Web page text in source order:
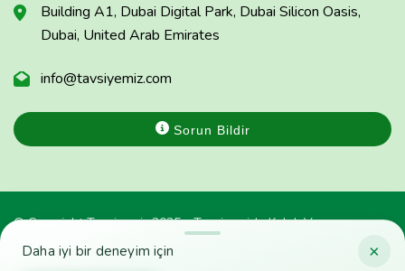
×
Daha iyi bir deneyim için
Building A1, Dubai Digital Park, Dubai Silicon Oasis,
Dubai, United Arab Emirates
info@tavsiyemiz.com
Sorun Bildir
© Copyright Tavsiyemiz 2025 - Tavsiyemiz'e Kulak Ver